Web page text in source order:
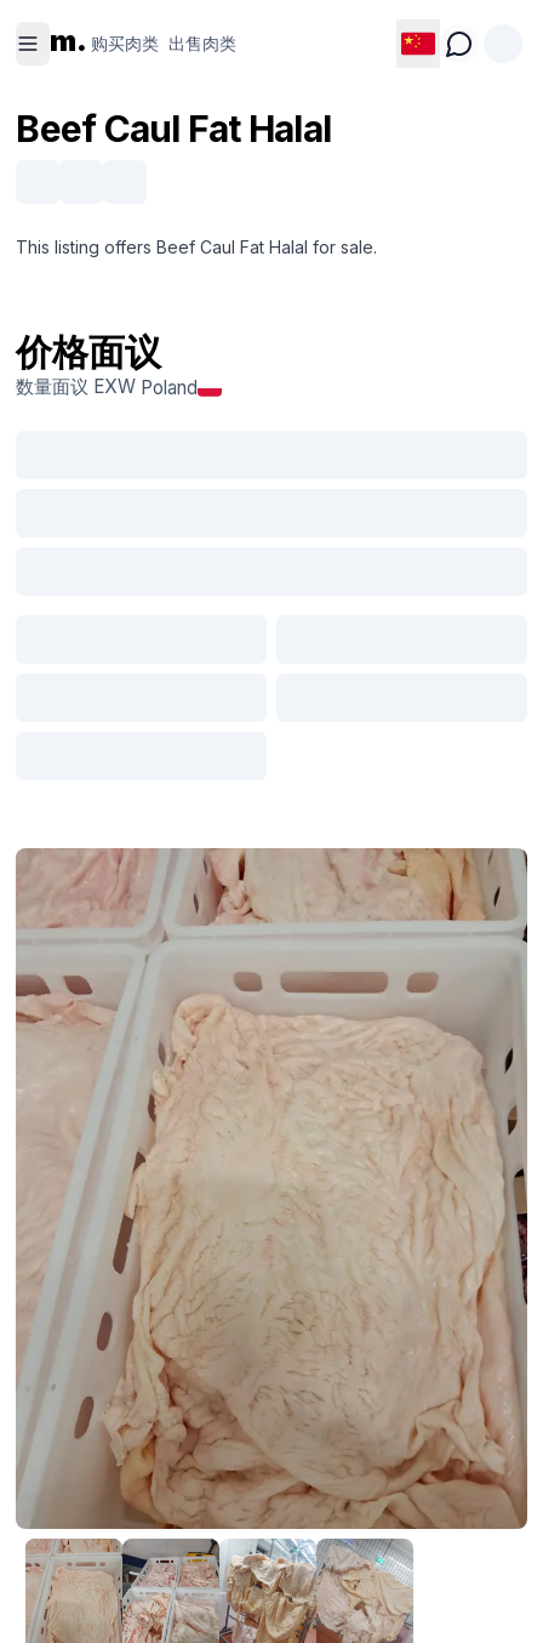
m. 购买肉类 出售肉类
Beef Caul Fat Halal
This listing offers Beef Caul Fat Halal for sale.
价格面议
数量面议 EXW Poland